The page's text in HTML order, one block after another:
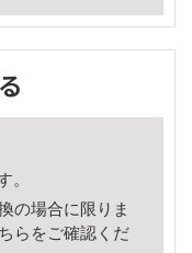
。
の場合に限りま
ら をご確認くだ